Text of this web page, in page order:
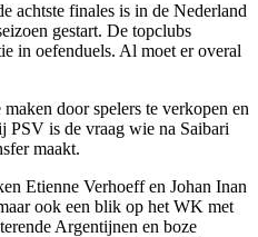
achtste finales is in de Nederland
gestart. De topclubs
in oefenduels. Al moet er overal
door spelers te verkopen en
PSV is de vraag wie na Saibari
maakt.
Etienne Verhoeff en Johan Inan
ook een blik op het WK met
Argentijnen en boze